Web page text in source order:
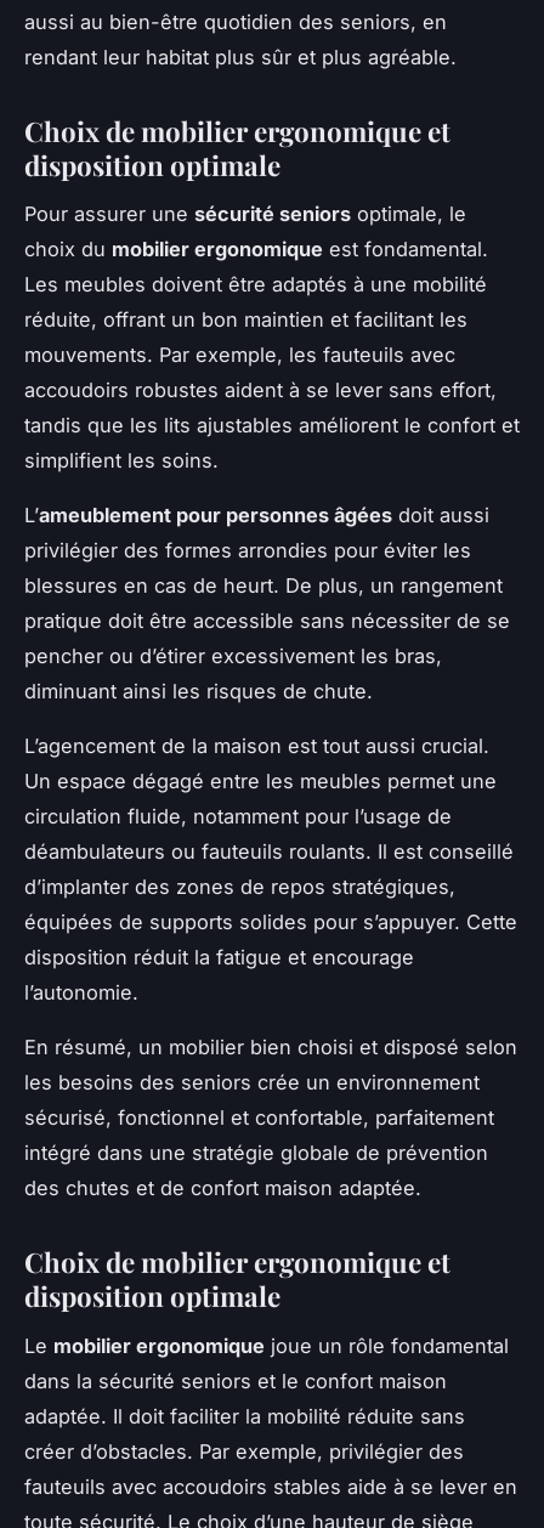
aussi au bien-être quotidien des seniors, en
rendant leur habitat plus sûr et plus agréable.
Choix de mobilier ergonomique et
disposition optimale
Pour assurer une sécurité seniors optimale, le
choix du mobilier ergonomique est fondamental.
Les meubles doivent être adaptés à une mobilité
réduite, offrant un bon maintien et facilitant les
mouvements. Par exemple, les fauteuils avec
accoudoirs robustes aident à se lever sans effort,
tandis que les lits ajustables améliorent le confort et
simplifient les soins.
L’ameublement pour personnes âgées doit aussi
privilégier des formes arrondies pour éviter les
blessures en cas de heurt. De plus, un rangement
pratique doit être accessible sans nécessiter de se
pencher ou d’étirer excessivement les bras,
diminuant ainsi les risques de chute.
L’agencement de la maison est tout aussi crucial.
Un espace dégagé entre les meubles permet une
circulation fluide, notamment pour l’usage de
déambulateurs ou fauteuils roulants. Il est conseillé
d’implanter des zones de repos stratégiques,
équipées de supports solides pour s’appuyer. Cette
disposition réduit la fatigue et encourage
l’autonomie.
En résumé, un mobilier bien choisi et disposé selon
les besoins des seniors crée un environnement
sécurisé, fonctionnel et confortable, parfaitement
intégré dans une stratégie globale de prévention
des chutes et de confort maison adaptée.
Choix de mobilier ergonomique et
disposition optimale
Le mobilier ergonomique joue un rôle fondamental
dans la sécurité seniors et le confort maison
adaptée. Il doit faciliter la mobilité réduite sans
créer d’obstacles. Par exemple, privilégier des
fauteuils avec accoudoirs stables aide à se lever en
toute sécurité. Le choix d’une hauteur de siège